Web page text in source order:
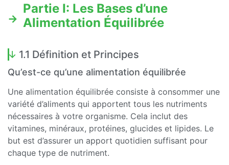
Partie I: Les Bases d’une
Alimentation Équilibrée
1.1 Définition et Principes
Qu’est-ce qu’une alimentation équilibrée
Une alimentation équilibrée consiste à consommer une
variété d’aliments qui apportent tous les nutriments
nécessaires à votre organisme. Cela inclut des
vitamines, minéraux, protéines, glucides et lipides. Le
but est d’assurer un apport quotidien suffisant pour
chaque type de nutriment.